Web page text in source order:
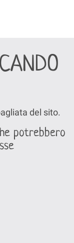
del sito.
potrebbero